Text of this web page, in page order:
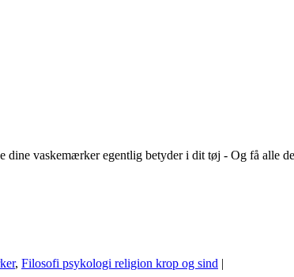
vaskemærker egentlig betyder i dit tøj - Og få alle
, Filosofi psykologi religion krop og sind |